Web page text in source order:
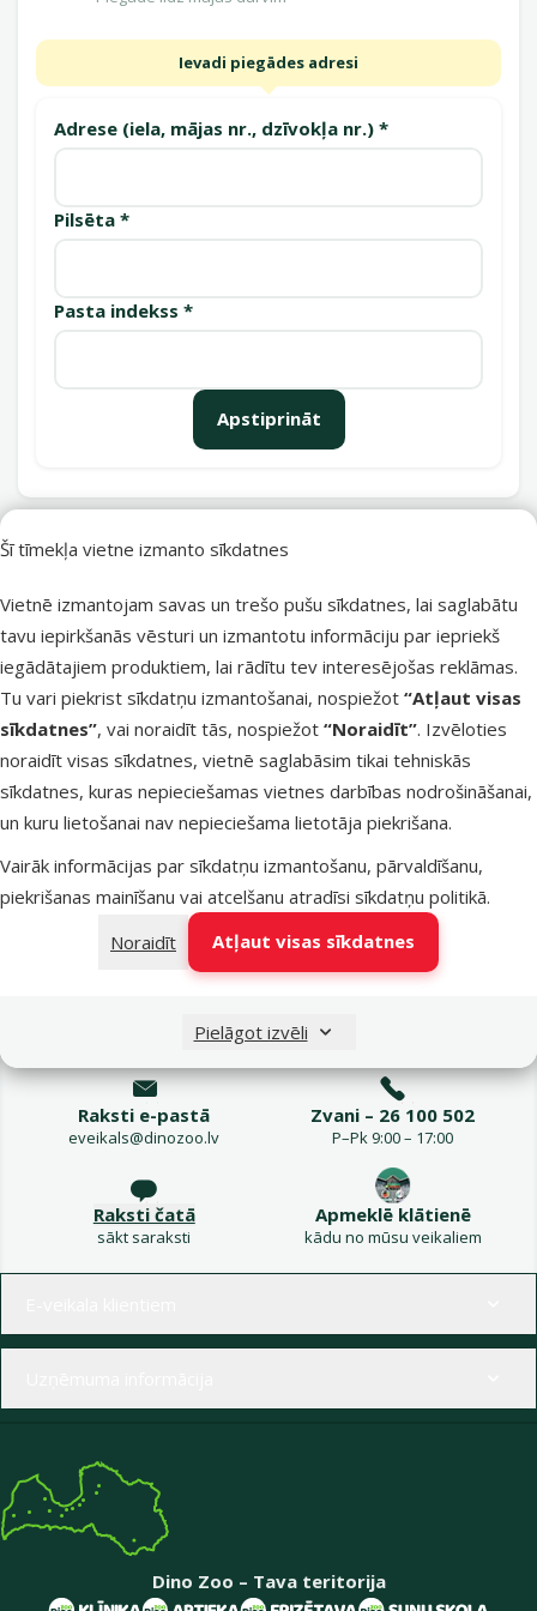
Šī tīmekļa vietne izmanto sīkdatnes
Vietnē izmantojam savas un trešo pušu sīkdatnes, lai saglabātu
tavu iepirkšanās vēsturi un izmantotu informāciju par iepriekš
iegādātajiem produktiem, lai rādītu tev interesējošas reklāmas.
Tu vari piekrist sīkdatņu izmantošanai, nospiežot “Atļaut visas
sīkdatnes”, vai noraidīt tās, nospiežot “Noraidīt”. Izvēloties
noraidīt visas sīkdatnes, vietnē saglabāsim tikai tehniskās
sīkdatnes, kuras nepieciešamas vietnes darbības nodrošināšanai,
un kuru lietošanai nav nepieciešama lietotāja piekrišana.
Vairāk informācijas par sīkdatņu izmantošanu, pārvaldīšanu,
piekrišanas mainīšanu vai atcelšanu atradīsi sīkdatņu politikā.
Noraidīt
Atļaut visas sīkdatnes
Pielāgot izvēli
Ievadi piegādes adresi
Adrese (iela, mājas nr., dzīvokļa nr.) *
Pilsēta *
Pasta indekss *
Apstiprināt
Latvijas Pasts pakomāti nav pieejams
LATVIJAS PASTS nodaļas nav pieejams
OMNIVA pakomāti nav pieejams
DPD Pickup tīkls nav pieejams
Raksti e-pastā
eveikals@dinozoo.lv
Zvani – 26 100 502
P–Pk 9:00 – 17:00
Raksti čatā
sākt saraksti
Apmeklē klātienē
kādu no mūsu veikaliem
Dino Zoo – Tava teritorija